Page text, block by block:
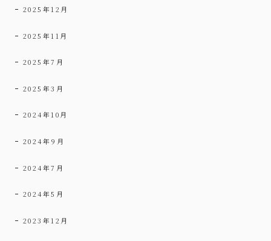
2025年12月
2025年11月
2025年7月
2025年3月
2024年10月
2024年9月
2024年7月
2024年5月
2023年12月